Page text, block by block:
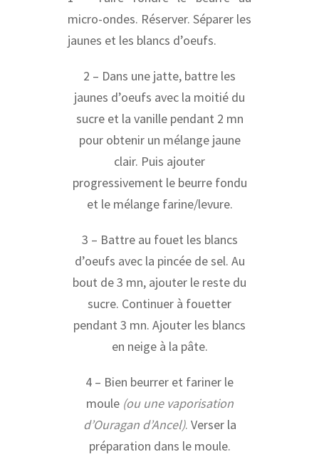
micro-ondes. Réserver. Séparer les
jaunes et les blancs d’oeufs.
2 – Dans une jatte, battre les
jaunes d’oeufs avec la moitié du
sucre et la vanille pendant 2 mn
pour obtenir un mélange jaune
clair. Puis ajouter
progressivement le beurre fondu
et le mélange farine/levure.
3 – Battre au fouet les blancs
d’oeufs avec la pincée de sel. Au
bout de 3 mn, ajouter le reste du
sucre. Continuer à fouetter
pendant 3 mn. Ajouter les blancs
en neige à la pâte.
4 – Bien beurrer et fariner le
moule (ou une vaporisation
d’Ouragan d’Ancel). Verser la
préparation dans le moule.